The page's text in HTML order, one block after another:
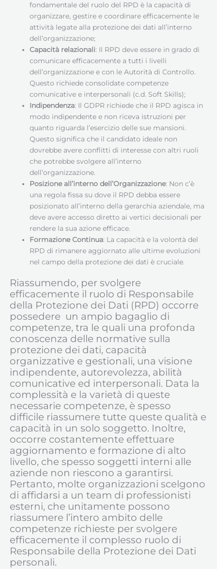
fondamentale del ruolo del RPD è la capacità di
organizzare, gestire e coordinare efficacemente le
attività legate alla protezione dei dati all’interno
dell’organizzazione;
Capacità relazionali: Il RPD deve essere in grado di
comunicare efficacemente a tutti i livelli
dell’organizzazione e con le Autorità di Controllo.
Questo richiede consolidate competenze
comunicative e interpersonali (c.d. Soft Skills);
Indipendenza: Il GDPR richiede che il RPD agisca in
modo indipendente e non riceva istruzioni per
quanto riguarda l’esercizio delle sue mansioni.
Questo significa che il candidato ideale non
dovrebbe avere conflitti di interesse con altri ruoli
che potrebbe svolgere all’interno
dell’organizzazione.
Posizione all’interno dell’Organizzazione: Non c’è
una regola fissa su dove il RPD debba essere
posizionato all’interno della gerarchia aziendale, ma
deve avere accesso diretto ai vertici decisionali per
rendere la sua azione efficace.
Formazione Continua: La capacità e la volontà del
RPD di rimanere aggiornato alle ultime evoluzioni
nel campo della protezione dei dati è cruciale.
Riassumendo, per svolgere
efficacemente il ruolo di Responsabile
della Protezione dei Dati (RPD) occorre
possedere un ampio bagaglio di
competenze, tra le quali una profonda
conoscenza delle normative sulla
protezione dei dati, capacità
organizzative e gestionali, una visione
indipendente, autorevolezza, abilità
comunicative ed interpersonali. Data la
complessità e la varietà di queste
necessarie competenze, è spesso
difficile riassumere tutte queste qualità e
capacità in un solo soggetto. Inoltre,
occorre costantemente effettuare
aggiornamento e formazione di alto
livello, che spesso soggetti interni alle
aziende non riescono a garantirsi.
Pertanto, molte organizzazioni scelgono
di affidarsi a un team di professionisti
esterni, che unitamente possono
riassumere l’intero ambito delle
competenze richieste per svolgere
efficacemente il complesso ruolo di
Responsabile della Protezione dei Dati
personali.